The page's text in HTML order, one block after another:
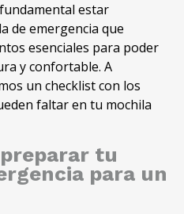
estar
de emergencia que
esenciales para poder
y confortable. A
un checklist con los
faltar en tu mochila
tu
para un